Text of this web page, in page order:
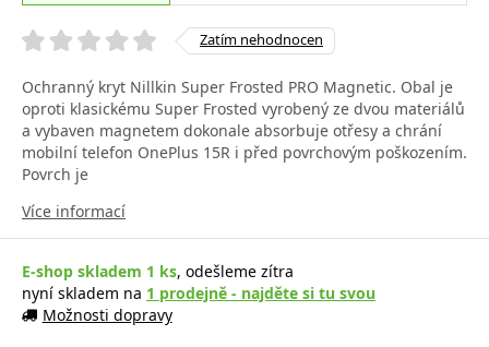
Zatím nehodnocen
Ochranný kryt Nillkin Super Frosted PRO Magnetic. Obal je
oproti klasickému Super Frosted vyrobený ze dvou materiálů
a vybaven magnetem dokonale absorbuje otřesy a chrání
mobilní telefon OnePlus 15R i před povrchovým poškozením.
Povrch je
Více informací
E-shop skladem 1 ks, odešleme zítra
nyní skladem na 1 prodejně - najděte si tu svou
Možnosti dopravy